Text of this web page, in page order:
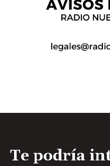
Te podría